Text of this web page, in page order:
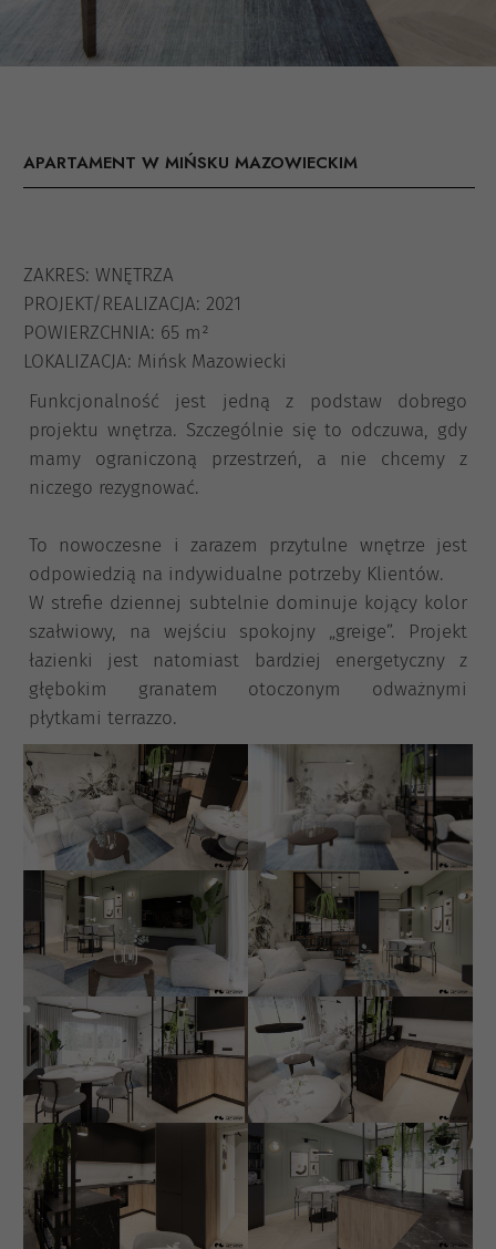
APARTAMENT W MIŃSKU MAZOWIECKIM
ZAKRES: WNĘTRZA
PROJEKT/REALIZACJA: 2021
POWIERZCHNIA: 65 m²
LOKALIZACJA: Mińsk Mazowiecki
Funkcjonalność jest jedną z podstaw dobrego
projektu wnętrza. Szczególnie się to odczuwa, gdy
mamy ograniczoną przestrzeń, a nie chcemy z
niczego rezygnować.
To nowoczesne i zarazem przytulne wnętrze jest
odpowiedzią na indywidualne potrzeby Klientów.
W strefie dziennej subtelnie dominuje kojący kolor
szałwiowy, na wejściu spokojny „greige”. Projekt
łazienki jest natomiast bardziej energetyczny z
głębokim granatem otoczonym odważnymi
płytkami terrazzo.